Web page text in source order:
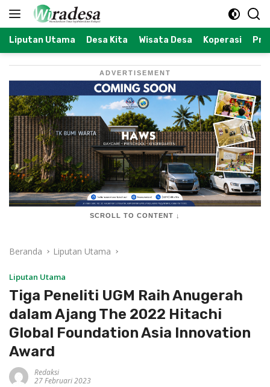
Langsung
Liputan Utama Desa Kita Wisata Desa Koperasi
ADVERTISEMENT
SCROLL TO CONTENT ↓
Beranda Liputan Utama
Liputan Utama
Tiga Peneliti UGM Raih Anugerah
dalam Ajang The 2022 Hitachi
Global Foundation Asia Innovation
Award
Redaksi
27 Februari 2023